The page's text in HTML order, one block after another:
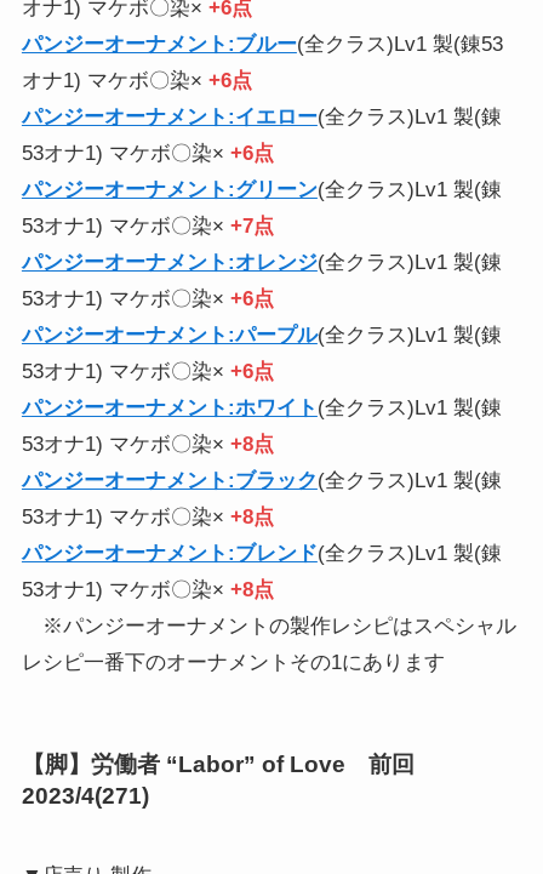
オナ1) マケボ〇染× +6点
パンジーオーナメント:ブルー(全クラス)Lv1 製(錬53
オナ1) マケボ〇染× +6点
パンジーオーナメント:イエロー(全クラス)Lv1 製(錬
53オナ1) マケボ〇染× +6点
パンジーオーナメント:グリーン(全クラス)Lv1 製(錬
53オナ1) マケボ〇染× +7点
パンジーオーナメント:オレンジ(全クラス)Lv1 製(錬
53オナ1) マケボ〇染× +6点
パンジーオーナメント:パープル(全クラス)Lv1 製(錬
53オナ1) マケボ〇染× +6点
パンジーオーナメント:ホワイト (全クラス)Lv1 製(錬
53オナ1) マケボ〇染× +8点
パンジーオーナメント:ブラック(全クラス)Lv1 製(錬
53オナ1) マケボ〇染× +8点
パンジーオーナメント:ブレンド(全クラス)Lv1 製(錬
53オナ1) マケボ〇染× +8点
※パンジーオーナメントの製作レシピはスペシャル
レシピ一番下のオーナメントその1にあります
【脚】労働者 “Labor” of Love 前回
2023/4(271)